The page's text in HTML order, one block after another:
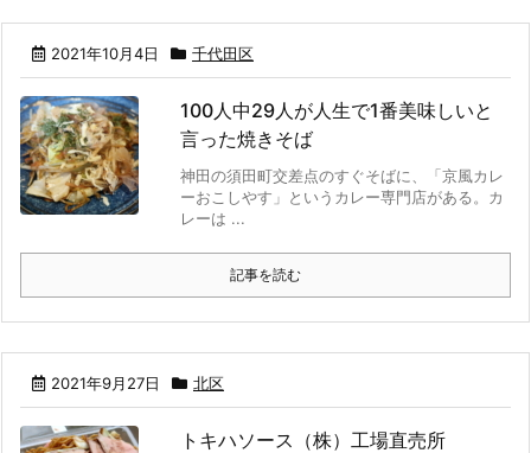
2021年10月4日 千代田区
100人中29人が人生で1番美味しいと
言った焼きそば
神田の須田町交差点のすぐそばに、「京風カレ
ーおこしやす」というカレー専門店がある。カ
レーは ...
記事を読む
2021年9月27日 北区
トキハソース（株）工場直売所